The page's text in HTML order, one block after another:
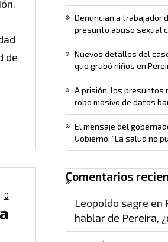
de
0
Denuncian a trabajador
presunto abuso sexual
Nuevos detalles del
que grabó niños en
A prisión, los presuntos
robo masivo de datos
El mensaje del
Gobierno: “La salud no
Comentarios
Leopoldo sagre en
hablar de Pereira,